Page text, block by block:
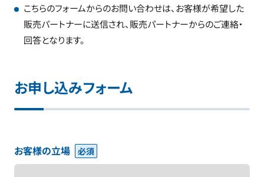
こちらのフォームからのお問い合わせは、お客様が希望した
販売パートナーに送信され、販売パートナーからのご連絡・
回答となります。
お申し込みフォーム
お客様の立場